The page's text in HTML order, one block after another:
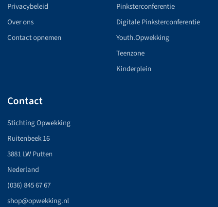
Privacybeleid
Over ons
Contact opnemen
Pinksterconferentie
Digitale Pinksterconferentie
Youth.Opwekking
Teenzone
Kinderplein
Contact
Stichting Opwekking
Ruitenbeek 16
3881 LW Putten
Nederland
(036) 845 67 67
shop@opwekking.nl